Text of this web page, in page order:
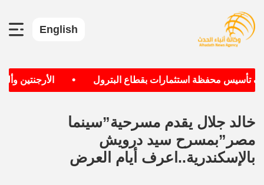
English
تأسيس محفظة استثمارات بقطاع البترول الأرجنتين
خالد جلال يقدم مسرحية”سينما
مصر”بمسرح سيد درويش
بالإسكندرية..اعرف أيام العرض